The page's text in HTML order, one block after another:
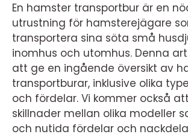
En hamster transportbur är en
utrustning för hamsterejägare
transportera sina söta små
inomhus och utomhus. Denna
att ge en ingående översikt av
transportburar, inklusive olika
och fördelar. Vi kommer också
skillnader mellan olika modeller
och nutida fördelar och